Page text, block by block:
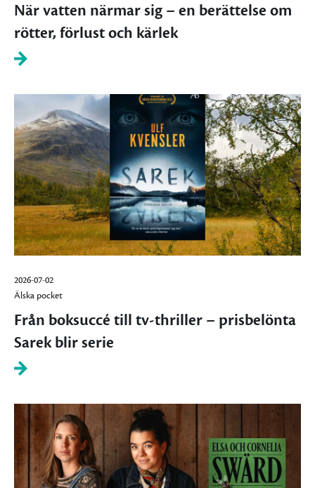
När vatten närmar sig – en berättelse om
rötter, förlust och kärlek
2026-07-02
Älska pocket
Från boksuccé till tv-thriller – prisbelönta
Sarek blir serie